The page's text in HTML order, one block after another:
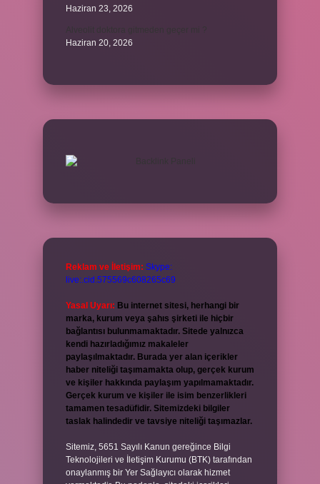
Haziran 23, 2026
Haziran 20, 2026
Reklam ve İletişim: Skype:
live:.cid.575569c608265c69
Yasal Uyarı: Bu internet sitesi, herhangi bir
marka, kurum veya şahıs şirketi ile hiçbir
bağlantısı bulunmamaktadır. Sitede yalnızca
kendi hazırladığımız makaleler
paylaşılmaktadır. Burada yer alan içerikler
haber niteliği taşımamakta olup, gerçek kurum
ve kişiler hakkında paylaşım yapılmamaktadır.
Gerçek kurum ve kişiler ile isim benzerlikleri
tamamen tesadüfidir. Sitemizdeki bilgiler
taslak halindedir ve tavsiye niteliği taşımazlar.
Sitemiz, 5651 Sayılı Kanun gereğince Bilgi
Teknolojileri ve İletişim Kurumu (BTK) tarafından
onaylanmış bir Yer Sağlayıcı olarak hizmet